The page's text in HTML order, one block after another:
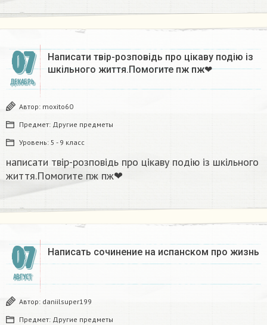
07
ДЕКАБРЬ
Написати твір-розповідь про цікаву подію із
шкільного життя.Помогите пж пж❤​
Автор: moxito60
Предмет: Другие предметы
Уровень: 5 - 9 класс
написати твір-розповідь про цікаву подію із шкільного
життя.Помогите пж пж❤​
07
АВГУСТ
Написать сочинение на испанском про жизнь​
Автор: daniilsuper199
Предмет: Другие предметы